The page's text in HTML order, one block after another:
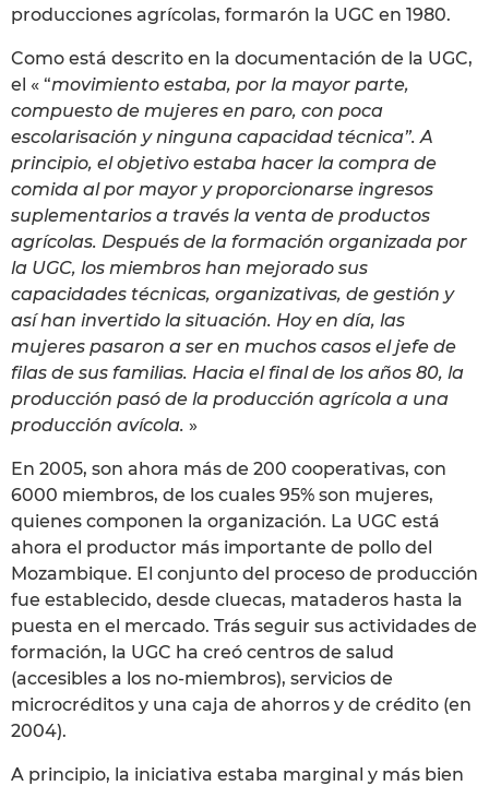
producciones agrícolas, formarón la UGC en 1980.
Como está descrito en la documentación de la UGC,
el « “movimiento estaba, por la mayor parte,
compuesto de mujeres en paro, con poca
escolarisación y ninguna capacidad técnica”. A
principio, el objetivo estaba hacer la compra de
comida al por mayor y proporcionarse ingresos
suplementarios a través la venta de productos
agrícolas. Después de la formación organizada por
la UGC, los miembros han mejorado sus
capacidades técnicas, organizativas, de gestión y
así han invertido la situación. Hoy en día, las
mujeres pasaron a ser en muchos casos el jefe de
filas de sus familias. Hacia el final de los años 80, la
producción pasó de la producción agrícola a una
producción avícola. »
En 2005, son ahora más de 200 cooperativas, con
6000 miembros, de los cuales 95% son mujeres,
quienes componen la organización. La UGC está
ahora el productor más importante de pollo del
Mozambique. El conjunto del proceso de producción
fue establecido, desde cluecas, mataderos hasta la
puesta en el mercado. Trás seguir sus actividades de
formación, la UGC ha creó centros de salud
(accesibles a los no-miembros), servicios de
microcréditos y una caja de ahorros y de crédito (en
2004).
A principio, la iniciativa estaba marginal y más bien